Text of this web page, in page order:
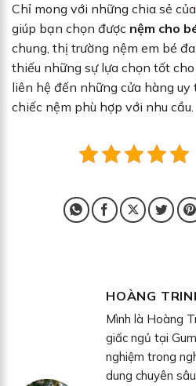
Chỉ mong với những chia sẻ của
giúp bạn chọn được nệm cho
chung, thị trường nệm em bé
thiếu những sự lựa chọn tốt
liên hệ đến những cửa hàng uy
chiếc nệm phù hợp với nhu cầu.
HOÀNG
Mình là Hoàng
giấc ngủ tại
nghiệm trong
dung chuyên